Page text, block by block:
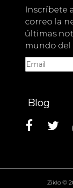
Inscríbete
correo la
últimas
mundo del
Blog
Ziklo ©